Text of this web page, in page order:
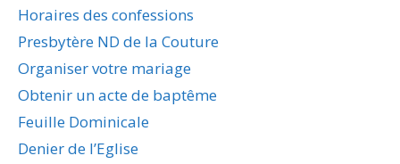
Horaires des confessions
Presbytère ND de la Couture
Organiser votre mariage
Obtenir un acte de baptême
Feuille Dominicale
Denier de l’Eglise